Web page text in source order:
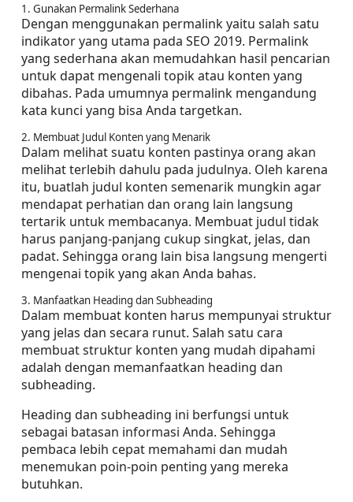
1. Gunakan Permalink Sederhana
Dengan menggunakan permalink yaitu salah satu
indikator yang utama pada SEO 2019. Permalink
yang sederhana akan memudahkan hasil pencarian
untuk dapat mengenali topik atau konten yang
dibahas. Pada umumnya permalink mengandung
kata kunci yang bisa Anda targetkan.
2. Membuat Judul Konten yang Menarik
Dalam melihat suatu konten pastinya orang akan
melihat terlebih dahulu pada judulnya. Oleh karena
itu, buatlah judul konten semenarik mungkin agar
mendapat perhatian dan orang lain langsung
tertarik untuk membacanya. Membuat judul tidak
harus panjang-panjang cukup singkat, jelas, dan
padat. Sehingga orang lain bisa langsung mengerti
mengenai topik yang akan Anda bahas.
3. Manfaatkan Heading dan Subheading
Dalam membuat konten harus mempunyai struktur
yang jelas dan secara runut. Salah satu cara
membuat struktur konten yang mudah dipahami
adalah dengan memanfaatkan heading dan
subheading.
Heading dan subheading ini berfungsi untuk
sebagai batasan informasi Anda. Sehingga
pembaca lebih cepat memahami dan mudah
menemukan poin-poin penting yang mereka
butuhkan.